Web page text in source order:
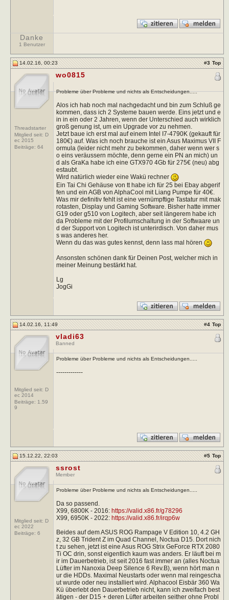
Danke
1 Benutzer
14.02.16, 00:23 #3 Top
Threadstarter
Mitglied seit: D
ec 2015
Beiträge: 64
wo0815
Probleme über Probleme und nichts als Entscheidungen.....
Alos ich hab noch mal nachgedacht und bin zum Schluß ge
kommen, dass ich 2 Systeme bauen werde. Eins jetzt und e
in in ein oder 2 Jahren, wenn der Unterschied auch wirklich
groß genung ist, um ein Upgrade vor zu nehmen.
Jetzt baue ich erst mal auf einem Intel I7-4790K (gekauft für
180€) auf. Was ich noch brauche ist ein Asus Maximus VII F
ormula (leider nicht mehr zu bekommen, daher wenn wer s
o eins veräussern möchte, denn gerne ein PN an mich) un
d als GraKa habe ich eine GTX970 4Gb für 275€ (neu) abg
estaubt.
Wird natürlich wieder eine Wakü rechner
Ein Tai Chi Gehäuse von tt habe ich für 25 bei Ebay abgerif
fen und ein AGB von AlphaCool mit Liang Pumpe für 40€.
Was mir definitiv fehlt ist eine vernümpftige Tastatur mit mak
rotasten, Display und Gaming Software. Bisher hatte immer
G19 oder g510 von Logitech, aber seit längerem habe ich
da Probleme mit der Profilumschaltung in der Softwaare un
d der Support von Logitech ist unterirdisch. Von daher mus
s was anderes her.
Wenn du das was gutes kennst, denn lass mal hören
Ansonsten schönen dank für Deinen Post, welcher mich in
meiner Meinung bestärkt hat.
Lg
JogGi
14.02.16, 11:49 #4 Top
Mitglied seit: D
ec 2014
Beiträge: 1.59
9
vladi63
Banned
Probleme über Probleme und nichts als Entscheidungen.....
-------------
15.12.22, 22:03 #5 Top
Mitglied seit: D
ec 2022
Beiträge: 6
ssrost
Member
Probleme über Probleme und nichts als Entscheidungen.....
Da so passend.
X99, 6800K - 2016: https://valid.x86.fr/g78296
X99, 6950K - 2022: https://valid.x86.fr/irqp6w
Beides auf dem ASUS ROG Rampage V Edition 10, 4.2 GH
z, 32 GB Trident Z im Quad Channel, Noctua D15. Dort nich
t zu sehen, jetzt ist eine Asus ROG Strix GeForce RTX 2080
Ti OC drin, sonst eigentlich kaum was anders. Er läuft bei m
ir im Dauerbetrieb, ist seit 2016 fast immer an (alles Noctua
Lüfter im Nanoxia Deep Silence 6 Rev.B), wenn hört man n
ur die HDDs. Maximal Neustarts oder wenn mal reingescha
ut wurde oder neu installiert wird. Alphacool Eisbär 360 Wa
Kü überlebt den Dauerbetrieb nicht, kann ich zweifach best
ätigen - der D15 + deren Lüfter arbeiten seither ohne Probl